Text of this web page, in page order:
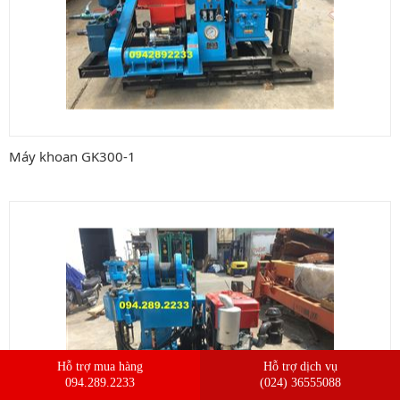
Hỗ trợ mua hàng
094.289.2233
Hỗ trợ dịch vụ
(024) 36555088
Vật tư máy khoan đập cáp
Vật tư khoan đập hơi
LIÊN HỆ
Máy khoan GK300-1